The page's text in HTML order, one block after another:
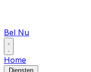
Bel Nu
Home